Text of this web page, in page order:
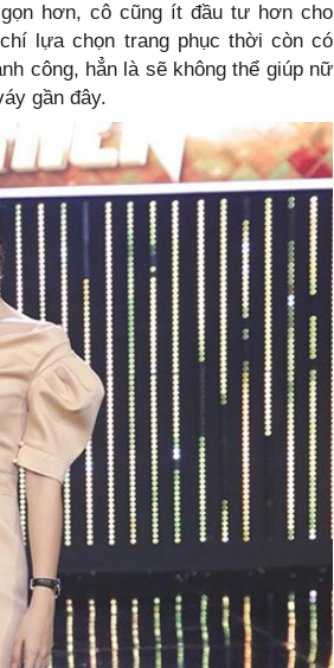
hơn, cô cũng ít đầu tư hơn cho
lựa chọn trang phục thời còn có
công, hẳn là sẽ không thể giúp nữ
gần đây.